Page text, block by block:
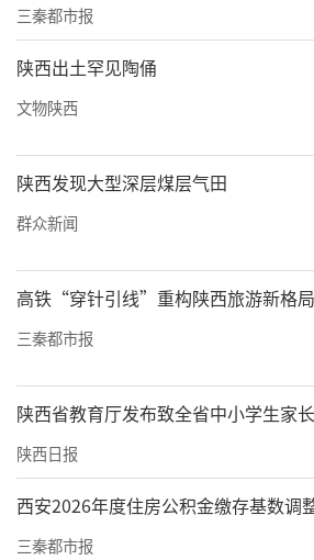
其背后不简单，他问驾校的工
驾校开始统一经营。3月前后
5”进行投诉，认为这些驾校
理，要求官方回应涨价行为的
后来，“12345”市民热线回
改委回复称，驾校价格属于
电话咨询——
“9家驾校都是一个价格，都
陕西省交通厅最近一次是在
了《2021年全省驾培机构
果》。据该结果显示，商洛
驾驶培训学校停业外，还有
中商州区共有9家驾校。
三秦都市报
陕西出土罕见陶俑
文物陕西
陕西发现大型深层煤层气田
群众新闻
高铁“穿针引线”重构陕西旅游新格局
三秦都市报
陕西省教育厅发布致全省中小学生家
陕西日报
西安2026年度住房公积金缴存基数调
三秦都市报